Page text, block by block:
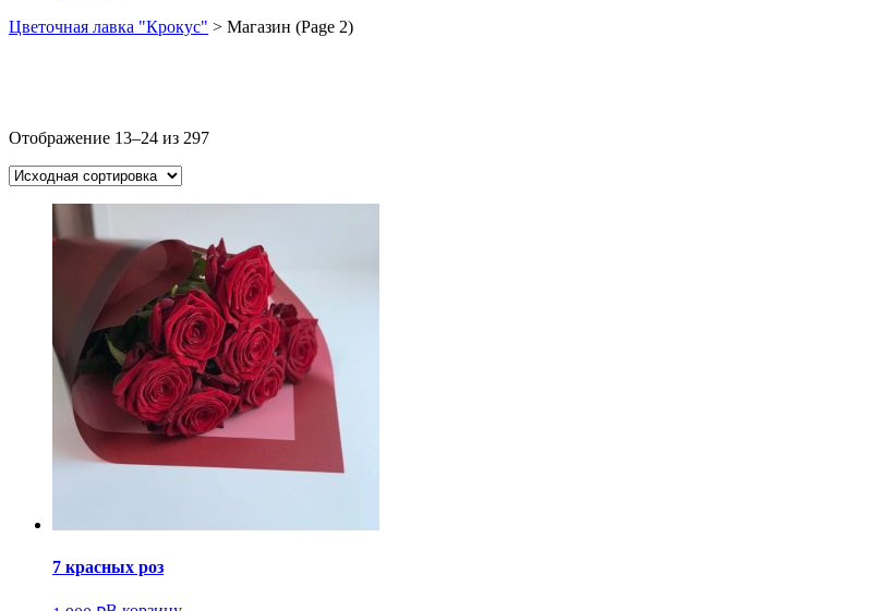
Цветочная лавка "Крокус" > Магазин (Page 2)
Отображение 13–24 из 297
7 красных роз